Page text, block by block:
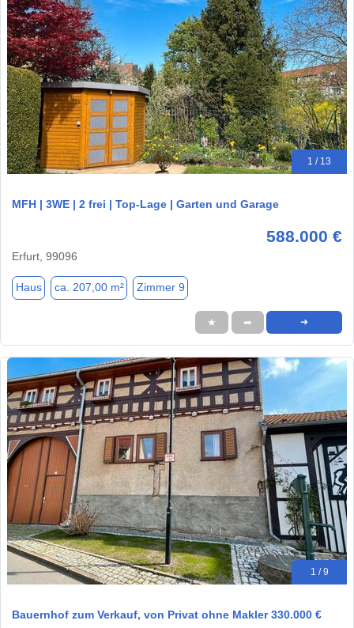
1 / 13
MFH | 3WE | 2 frei | Top-Lage | Garten und Garage
588.000 €
Erfurt, 99096
Haus ca. 207,00 m² Zimmer 9
★ ➦ ➜
1 / 9
Bauernhof zum Verkauf, von Privat ohne Makler 330.000 €